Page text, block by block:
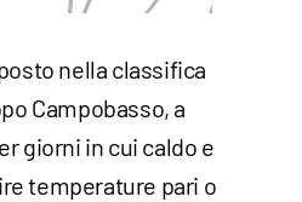
nella classifica
Campobasso, a
giorni in cui caldo e
temperature pari o